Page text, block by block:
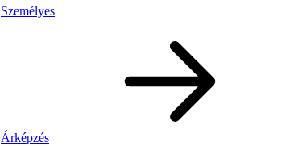
Személyes
Árképzés